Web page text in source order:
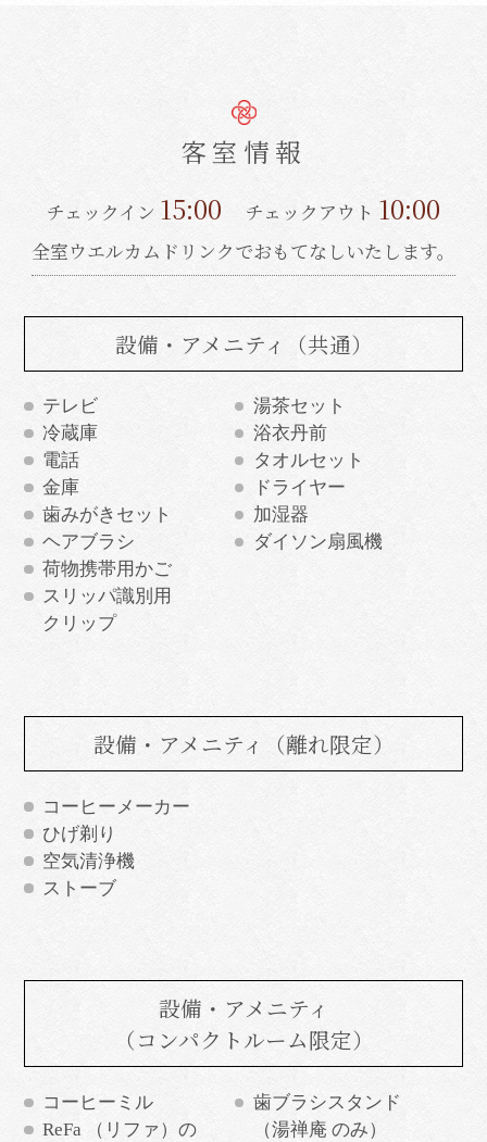
客室情報
チェックイン 15:00 チェックアウト 10:00
全室ウエルカムドリンクでおもてなしいたします。
設備・アメニティ （共通）
テレビ
冷蔵庫
電話
金庫
湯茶セット
浴衣丹前
タオルセット
ドライヤー
歯みがきセット
ヘアブラシ
荷物携帯用かご
スリッパ識別用
クリップ
加湿器
ダイソン扇風機
設備・アメニティ （離れ限定）
コーヒーメーカー
ひげ剃り
空気清浄機
ストーブ
設備・アメニティ
（コンパクトルーム限定）
コーヒーミル
ReFa （リファ）の
歯ブラシスタンド
（湯禅庵 のみ）